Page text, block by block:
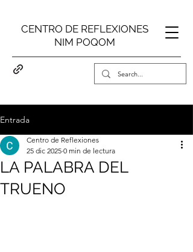
CENTRO DE REFLEXIONES
NIM POQOM
Entrada
LA PALABRA DEL
TRUENO
Centro de Reflexiones
25 dic 2025 0 min de lectura